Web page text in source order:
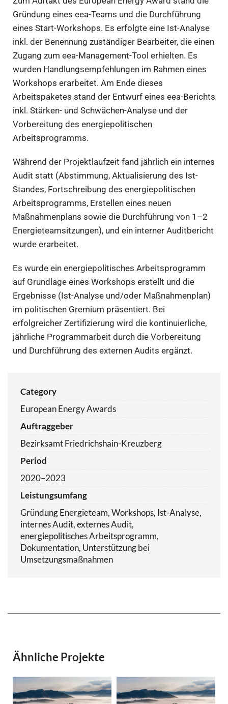
Gründung eines eea-Teams und die Durchführung
eines Start-Workshops. Es erfolgte eine Ist-Analyse
inkl. der Benennung zuständiger Bearbeiter, die einen
Zugang zum eea-Management-Tool erhielten. Es
wurden Handlungsempfehlungen im Rahmen eines
Workshops erarbeitet. Am Ende dieses
Arbeitspaketes stand der Entwurf eines eea-Berichts
inkl. Stärken- und Schwächen-Analyse und der
Vorbereitung des energiepolitischen
Arbeitsprogramms.
Während der Projektlaufzeit fand jährlich ein internes
Audit statt (Abstimmung, Aktualisierung des Ist-
Standes, Fortschreibung des energiepolitischen
Arbeitsprogramms, Erstellen eines neuen
Maßnahmenplans sowie die Durchführung von 1–2
Energieteamsitzungen), und ein interner Auditbericht
wurde erarbeitet.
Es wurde ein energiepolitisches Arbeitsprogramm
auf Grundlage eines Workshops erstellt und die
Ergebnisse (Ist-Analyse und/oder Maßnahmenplan)
im politischen Gremium präsentiert. Bei
erfolgreicher Zertifizierung wird die kontinuierliche,
jährliche Programmarbeit durch die Vorbereitung
und Durchführung des externen Audits ergänzt.
Category
European Energy Awards
Auftraggeber
Bezirksamt Friedrichshain-Kreuzberg
Period
2020–2023
Leistungsumfang
Gründung Energieteam, Workshops, Ist-Analyse,
internes Audit, externes Audit,
energiepolitisches Arbeitsprogramm,
Dokumentation, Unterstützung bei
Umsetzungsmaßnahmen
Ähnliche Projekte